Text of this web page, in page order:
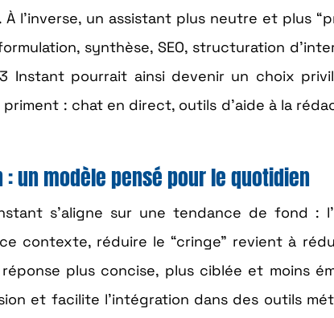
l’inverse, un assistant plus neutre et plus
synthèse, SEO, structuration
Instant pourrait ainsi devenir un choix
: chat en direct, outils d’aide à la
un modèle pensé pour le quotidien
s’aligne sur une tendance de fond :
contexte, réduire le “cringe” revient à
plus concise, plus ciblée et moins
et facilite l’intégration dans des outils